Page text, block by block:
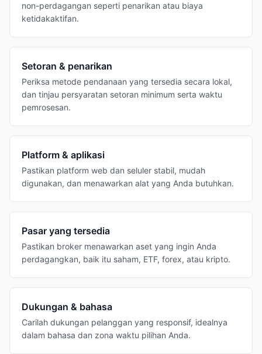
non-perdagangan seperti penarikan atau biaya
ketidakaktifan.
Setoran & penarikan
Periksa metode pendanaan yang tersedia secara lokal,
dan tinjau persyaratan setoran minimum serta waktu
pemrosesan.
Platform & aplikasi
Pastikan platform web dan seluler stabil, mudah
digunakan, dan menawarkan alat yang Anda butuhkan.
Pasar yang tersedia
Pastikan broker menawarkan aset yang ingin Anda
perdagangkan, baik itu saham, ETF, forex, atau kripto.
Dukungan & bahasa
Carilah dukungan pelanggan yang responsif, idealnya
dalam bahasa dan zona waktu pilihan Anda.